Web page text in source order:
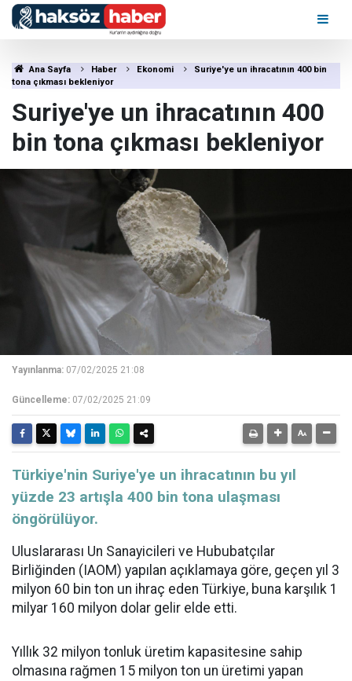
Ana Sayfa Haber Ekonomi
Suriye'ye un ihracatının 400 bin
tona çıkması bekleniyor
Suriye'ye un ihracatının 400
bin tona çıkması bekleniyor
Yayınlanma: 07/02/2025 21:08
Güncelleme: 07/02/2025 21:09
​​​​​​​Türkiye'nin Suriye'ye un ihracatının bu yıl
yüzde 23 artışla 400 bin tona ulaşması
öngörülüyor.
Uluslararası Un Sanayicileri ve Hububatçılar
Birliğinden (IAOM) yapılan açıklamaya göre, geçen yıl 3
milyon 60 bin ton un ihraç eden Türkiye, buna karşılık 1
milyar 160 milyon dolar gelir elde etti.
Yıllık 32 milyon tonluk üretim kapasitesine sahip
olmasına rağmen 15 milyon ton un üretimi yapan